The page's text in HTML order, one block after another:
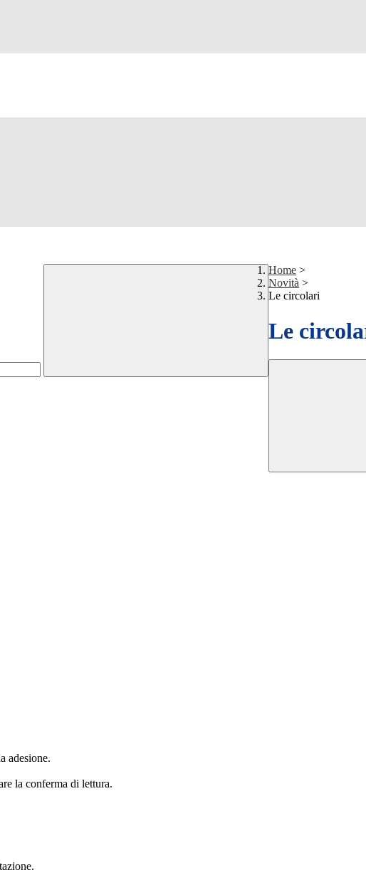
Home >
Novità >
Le circolari
Le
adesione.
la conferma di lettura.